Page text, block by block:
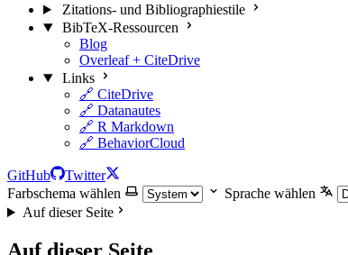
Zitations- und Bibliographiestile
BibTeX-Ressourcen
Blog
Overleaf + CiteDrive
Links
🔗 CiteDrive
🔗 Datanautes
🔗 R Markdown
🔗 BehaviorCloud
GitHub
Twitter
Farbschema wählen
Sprache wählen
Auf dieser Seite